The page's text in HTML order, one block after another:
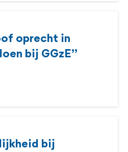
oprecht in
bij GGzE”
bij